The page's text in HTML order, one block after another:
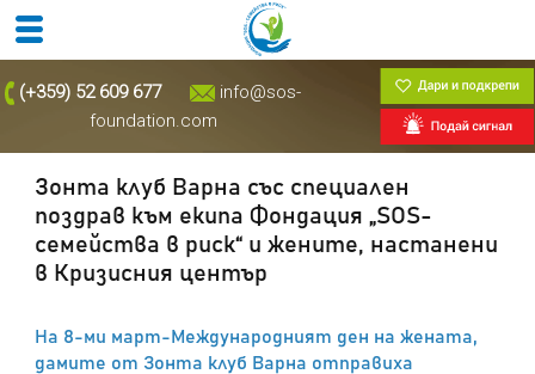
(+359) 52 609 677
info@sos-
foundation.com
Зонта клуб Варна със специален
поздрав към екипа Фондация „SOS-
семейства в риск“ и жените, настанени
в Кризисния център
На 8-ми март-Международният ден на жената,
дамите от Зонта клуб Варна отправиха